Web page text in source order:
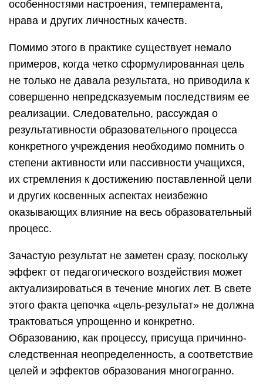
особенностями настроения, темперамента,
нрава и других личностных качеств.
Помимо этого в практике существует немало
примеров, когда четко сформулированная цель
не только не давала результата, но приводила к
совершенно непредсказуемым последствиям ее
реализации. Следовательно, рассуждая о
результативности образовательного процесса
конкретного учреждения необходимо помнить о
степени активности или пассивности учащихся,
их стремления к достижению поставленной цели
и других косвенных аспектах неизбежно
оказывающих влияние на весь образовательный
процесс.
Зачастую результат не заметен сразу, поскольку
эффект от педагогического воздействия может
актуализироваться в течение многих лет. В свете
этого факта цепочка «цель-результат» не должна
трактоваться упрощенно и конкретно.
Образованию, как процессу, присуща причинно-
следственная неопределенность, а соответствие
целей и эффектов образования многогранно.